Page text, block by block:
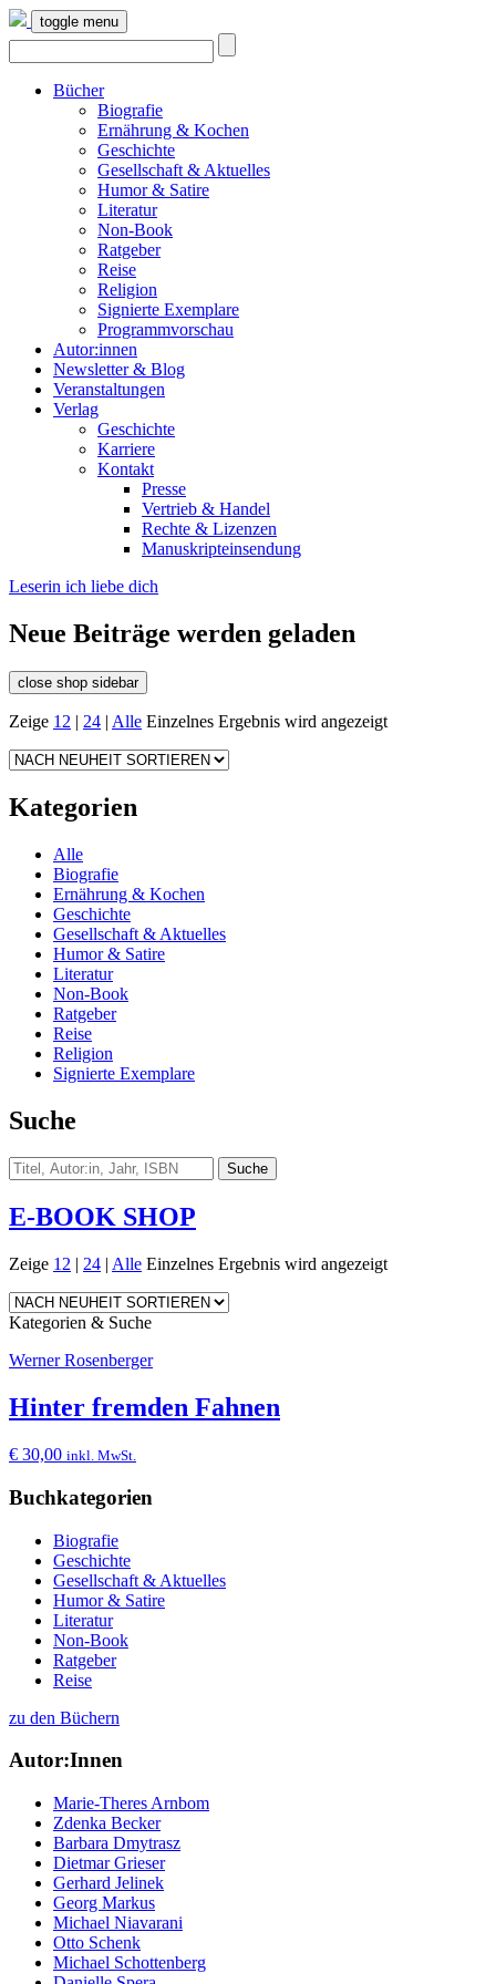
toggle menu
Bücher
Biografie
Ernährung & Kochen
Geschichte
Gesellschaft & Aktuelles
Humor & Satire
Literatur
Non-Book
Ratgeber
Reise
Religion
Signierte Exemplare
Programmvorschau
Autor:innen
Newsletter & Blog
Veranstaltungen
Verlag
Geschichte
Karriere
Kontakt
Presse
Vertrieb & Handel
Rechte & Lizenzen
Manuskripteinsendung
Leserin ich liebe dich
Neue Beiträge werden geladen
close shop sidebar
Zeige 12 | 24 | Alle Einzelnes Ergebnis wird angezeigt
Kategorien
Alle
Biografie
Ernährung & Kochen
Geschichte
Gesellschaft & Aktuelles
Humor & Satire
Literatur
Non-Book
Ratgeber
Reise
Religion
Signierte Exemplare
Suche
E-BOOK SHOP
Zeige 12 | 24 | Alle Einzelnes Ergebnis wird angezeigt
Kategorien & Suche
Werner Rosenberger
Hinter fremden Fahnen
€ 30,00 inkl. MwSt.
Buchkategorien
Biografie
Geschichte
Gesellschaft & Aktuelles
Humor & Satire
Literatur
Non-Book
Ratgeber
Reise
zu den Büchern
Autor:Innen
Marie-Theres Arnbom
Zdenka Becker
Barbara Dmytrasz
Dietmar Grieser
Gerhard Jelinek
Georg Markus
Michael Niavarani
Otto Schenk
Michael Schottenberg